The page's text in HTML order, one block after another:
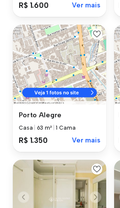
R$ 1.600 Ver mais
Porto Alegre
Casa 63 m² |1 Cama
R$ 1.350 Ver mais